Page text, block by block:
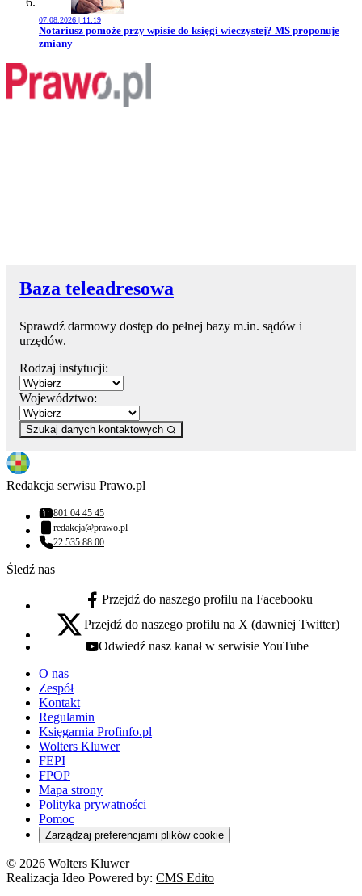
07.08.2026 | 11:19
Przejdź do artykułu:
Notariusz pomoże przy wpisie do księgi wieczystej? MS proponuje
zmiany
Baza teleadresowa
Sprawdź darmowy dostęp do pełnej bazy m.in. sądów i
urzędów.
Rodzaj instytucji:
Województwo:
Szukaj danych kontaktowych
Redakcja serwisu Prawo.pl
Numer telefonu:
801 04 45 45
Adres email:
redakcja@prawo.pl
Numer telefonu:
22 535 88 00
Śledź nas
facebook - otwiera się w nowej karcie
Przejdź do naszego profilu na Facebooku
x - otwiera się w nowej karcie
Przejdź do naszego profilu na X (dawniej Twitter)
youtube - otwiera się w nowej karcie
Odwiedź nasz kanał w serwisie YouTube
O nas
Zespół
Kontakt
Regulamin
Księgarnia Profinfo.pl
Wolters Kluwer
FEPI
FPOP
Mapa strony
Polityka prywatności
Pomoc
Zarządzaj preferencjami plików cookie
© 2026 Wolters Kluwer
Realizacja Ideo Powered by: CMS Edito